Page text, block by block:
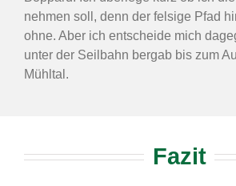
nehmen soll, denn der felsige Pfad
ohne. Aber ich entscheide mich
unter der Seilbahn bergab bis zum
Mühltal.
Fazit